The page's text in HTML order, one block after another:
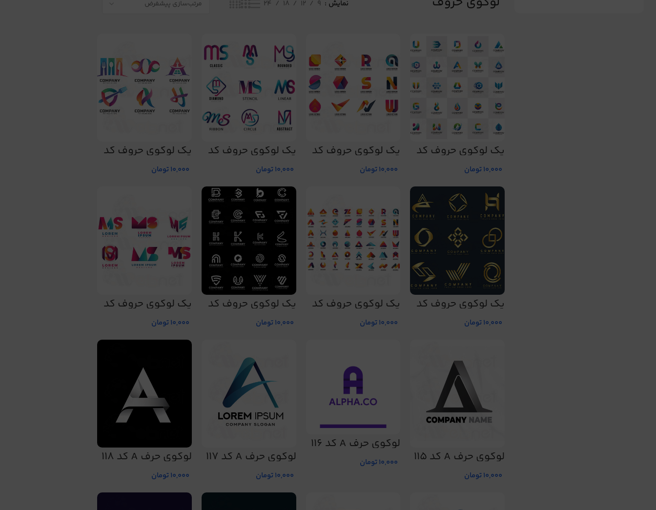
نمایش 9
12
18
24
پک لوگوی حروف کد
194
10,000تومان
پک لوگوی حروف کد
196
10,000تومان
پک لوگوی حروف کد
197
10,000تومان
پک لوگوی حروف کد
198
10,000تومان
پک لوگوی حروف کد
205
10,000تومان
پک لوگوی حروف کد
207
10,000تومان
پک لوگوی حروف کد
215
10,000تومان
پک لوگوی حروف کد
217
10,000تومان
لوگوی حرف A کد 115
10,000تومان
لوگوی حرف A کد 116
10,000تومان لوگوی حرف A کد 117
10,000تومان
لوگوی حرف A کد 118
10,000تومان